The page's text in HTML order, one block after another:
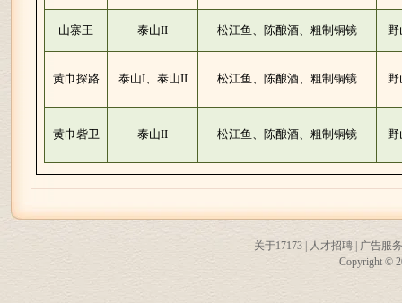
山寨王 泰山II 松江鱼、陈酿酒、粗制铜镜
黄巾探路 泰山I、泰山II 松江鱼、陈酿酒、粗制铜镜
黄巾砦卫 泰山II 松江鱼、陈酿酒、粗制铜镜
关于17173 人才招聘
广告服务
Copyright ©